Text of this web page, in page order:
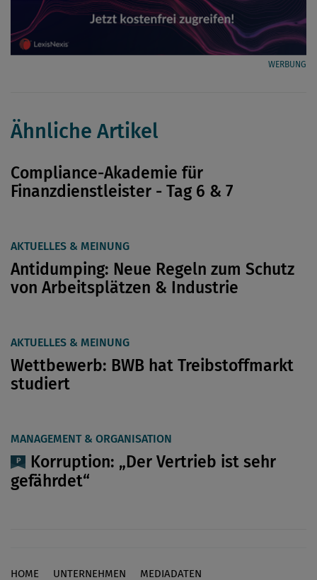
WERBUNG
Ähnliche Artikel
Compliance-Akademie für
Finanzdienstleister - Tag 6 & 7
AKTUELLES & MEINUNG
Antidumping: Neue Regeln zum Schutz
von Arbeitsplätzen & Industrie
AKTUELLES & MEINUNG
Wettbewerb: BWB hat Treibstoffmarkt
studiert
MANAGEMENT & ORGANISATION
Korruption: „Der Vertrieb ist sehr
gefährdet“
Footer
HOME UNTERNEHMEN MEDIADATEN